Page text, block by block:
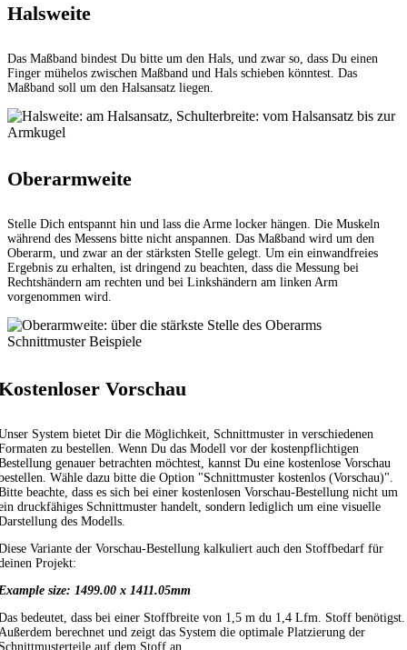
Halsweite
Das Maßband bindest Du bitte um den Hals, und zwar so, dass Du einen
Finger mühelos zwischen Maßband und Hals schieben könntest. Das
Maßband soll um den Halsansatz liegen.
Oberarmweite
Stelle Dich entspannt hin und lass die Arme locker hängen. Die Muskeln
während des Messens bitte nicht anspannen. Das Maßband wird um den
Oberarm, und zwar an der stärksten Stelle gelegt. Um ein einwandfreies
Ergebnis zu erhalten, ist dringend zu beachten, dass die Messung bei
Rechtshändern am rechten und bei Linkshändern am linken Arm
vorgenommen wird.
Schnittmuster Beispiele
Vorschau
System bietet Dir die Möglichkeit, Schnittmuster in verschiedenen
zu bestellen. Wenn Du das Modell vor der kostenpflichtigen
genauer betrachten möchtest, kannst Du eine kostenlose Vorschau
Wähle dazu bitte die Option "Schnittmuster kostenlos (Vorschau)".
beachte, dass es sich bei einer kostenlosen Vorschau-Bestellung nicht um
druckfähiges Schnittmuster handelt, sondern lediglich um eine visuelle
des Modells.
Variante der Vorschau-Bestellung kalkuliert auch den Stoffbedarf für
Projekt:
size: 1499.00 x 1411.05mm
bedeutet, dass bei einer Stoffbreite von 1,5 m du 1,4 Lfm. Stoff benötigst.
berechnet und zeigt das System die optimale Platzierung der
auf dem Stoff an.